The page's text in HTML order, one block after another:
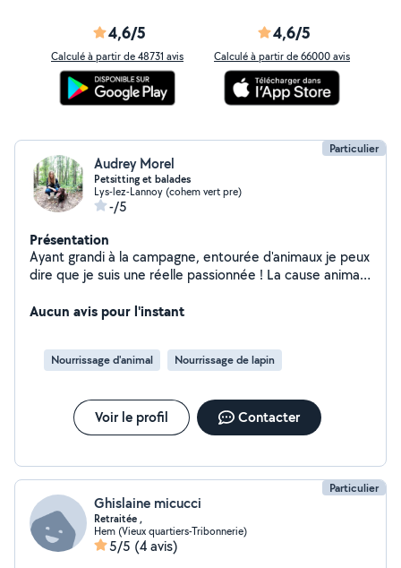
4,6/5
Calculé à partir de 48731 avis
4,6/5
Calculé à partir de 66000 avis
Particulier
Audrey Morel
Petsitting et balades
Lys-lez-Lannoy (cohem vert pre)
-/5
Présentation
Ayant grandi à la campagne, entourée d'animaux je peux
dire que je suis une réelle passionnée ! La cause animale
d'ailleurs été bénévole 4 ans à la LPA de Lille où j'ai
de devenir famille d'accueil. Cette expérience pourrait
donc enrichir mes compétences en ce sens :) Je vous
en votre absence pour vos animaux mais également des
gardes pour vos lapins, hamsters, souris...
Aucun avis pour l'instant
Nourrissage d'animal Nourrissage de lapin
Voir le profil Contacter
Particulier
Ghislaine micucci
Retraitée ,
Hem (Vieux quartiers-Tribonnerie)
5/5 (4 avis)